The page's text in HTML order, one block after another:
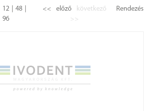
12
48
96
<< előző
következő
>>
Rendezés